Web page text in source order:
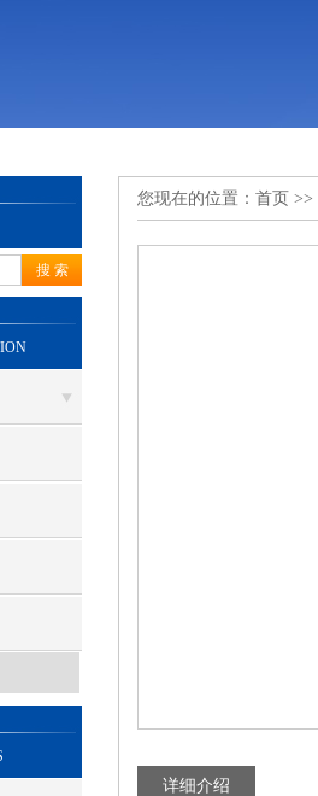
您现在的位置： 首页 >>
详细介绍